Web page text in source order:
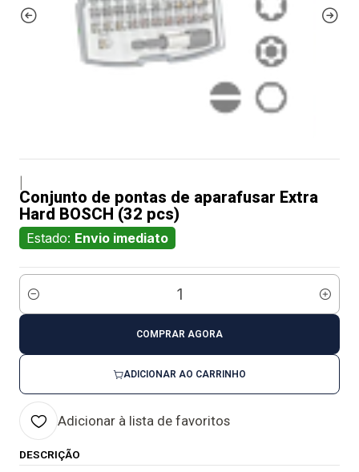
Conjunto de pontas de aparafusar Extra
Hard BOSCH (32 pcs)
Estado: Envio imediato
Quantidade
ADICIONAR AO CARRINHO
COMPRAR AGORA
Adicionar à lista de favoritos
DESCRIÇÃO